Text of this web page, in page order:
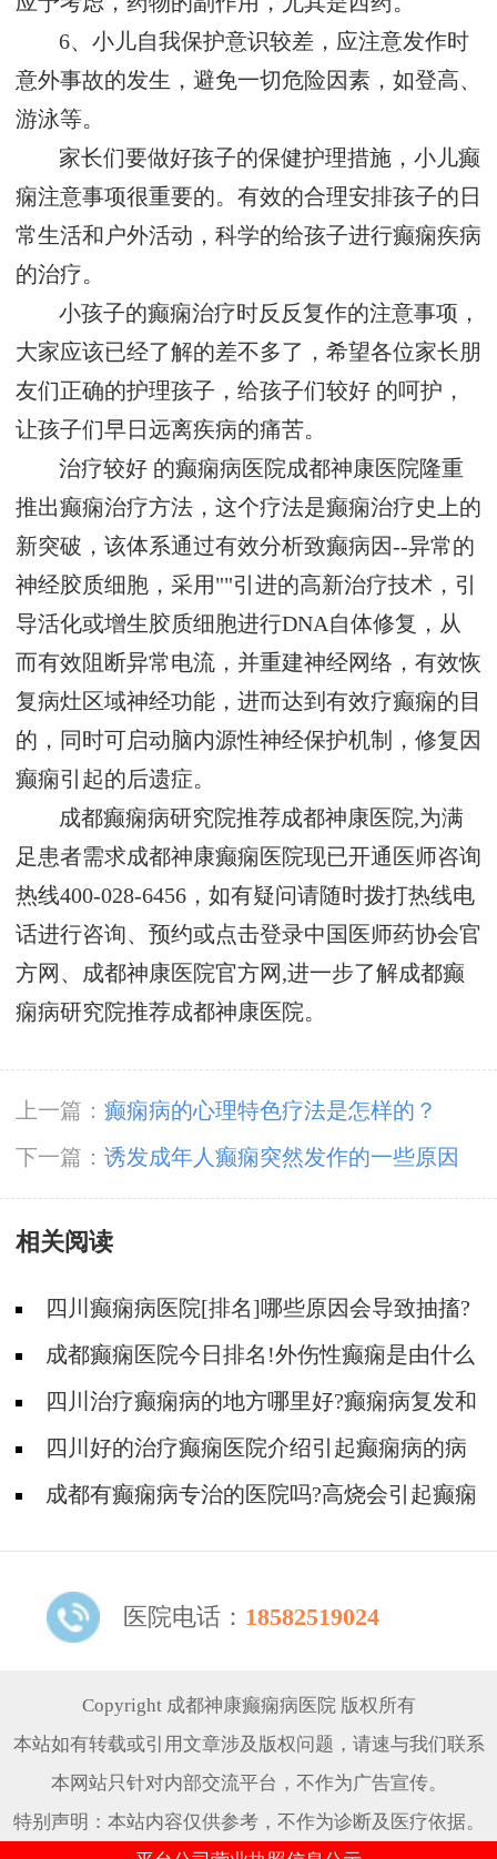
6、小儿自我保护意识较差，应注意发作时
意外事故的发生，避免一切危险因素，如登高、
游泳等。
家长们要做好孩子的保健护理措施，小儿癫
痫注意事项很重要的。有效的合理安排孩子的日
常生活和户外活动，科学的给孩子进行癫痫疾病
的治疗。
小孩子的癫痫治疗时反反复作的注意事项，
大家应该已经了解的差不多了，希望各位家长朋
友们正确的护理孩子，给孩子们较好 的呵护，
让孩子们早日远离疾病的痛苦。
治疗较好 的癫痫病医院成都神康医院隆重
推出癫痫治疗方法，这个疗法是癫痫治疗史上的
新突破，该体系通过有效分析致癫病因--异常的
神经胶质细胞，采用""引进的高新治疗技术，引
导活化或增生胶质细胞进行DNA自体修复，从
而有效阻断异常电流，并重建神经网络，有效恢
复病灶区域神经功能，进而达到有效疗癫痫的目
的，同时可启动脑内源性神经保护机制，修复因
癫痫引起的后遗症。
成都癫痫病研究院推荐成都神康医院,为满
足患者需求成都神康癫痫医院现已开通医师咨询
热线400-028-6456，如有疑问请随时拨打热线电
话进行咨询、预约或点击登录中国医师药协会官
方网、成都神康医院官方网,进一步了解成都癫
痫病研究院推荐成都神康医院。
上一篇： 癫痫病的心理特色疗法是怎样的？
下一篇： 诱发成年人癫痫突然发作的一些原因
相关阅读
四川癫痫病医院[排名]哪些原因会导致抽搐?
成都癫痫医院今日排名!外伤性癫痫是由什么
原因引起的?
四川治疗癫痫病的地方哪里好?癫痫病复发和
什么原因有关系?
四川好的治疗癫痫医院介绍引起癫痫病的病
因! 成都有癫痫病专治的医院吗?高烧会引起癫痫
医院电话： 18582519024
Copyright 成都神康癫痫病医院 版权所有
本站如有转载或引用文章涉及版权问题，请速与我们联系
本网站只针对内部交流平台，不作为广告宣传。
特别声明：本站内容仅供参考，不作为诊断及医疗依据。